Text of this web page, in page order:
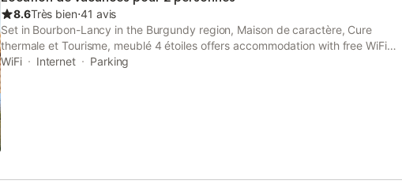
8.6Très bien⋅41 avis
Set in Bourbon-Lancy in the Burgundy region, Maison de caractère, Cure
thermale et Tourisme, meublé 4 étoiles offers accommodation with free WiFi
and free private parking.
WiFi Internet Parking